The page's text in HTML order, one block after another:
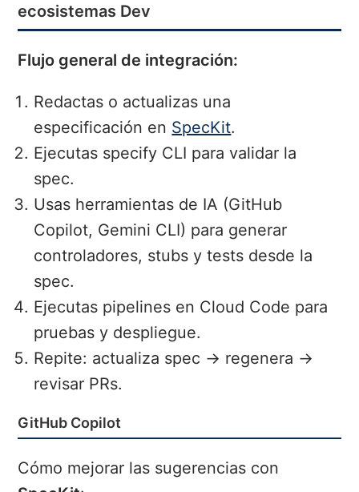
ecosistemas Dev
Flujo general de integración:
Redactas o actualizas una
especificación en SpecKit.
Ejecutas specify CLI para validar la
spec.
Usas herramientas de IA (GitHub
Copilot, Gemini CLI) para generar
controladores, stubs y tests desde la
spec.
Ejecutas pipelines en Cloud Code para
pruebas y despliegue.
Repite: actualiza spec → regenera →
revisar PRs.
GitHub Copilot
Cómo mejorar las sugerencias con